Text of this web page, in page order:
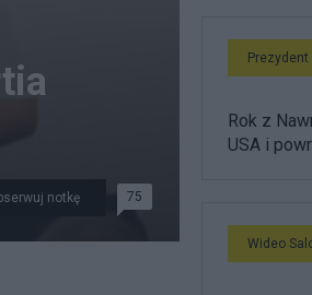
notkę 75
Prezydent
Rok z
USA i
Wideo